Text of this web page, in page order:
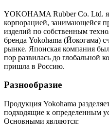
YOKOHAMA Rubber Co. Ltd.
корпорацией, занимающейся
изделий по собственным
бренда Yokohama (Йокогама)
рынке. Японская компания
пор развилась до глобальной
пришла в Россию.
Разнообразие
Продукция Yokohama
подходящие к определенным
Основными являются: